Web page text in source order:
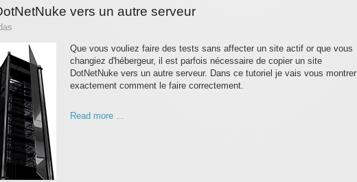
vers un autre serveur
Que vous vouliez faire des tests sans affecter un site actif or que vous
changiez d'hébergeur, il est parfois nécessaire de copier un site
DotNetNuke vers un autre serveur. Dans ce tutoriel je vais vous montrer
exactement comment le faire correctement.
Read more ...